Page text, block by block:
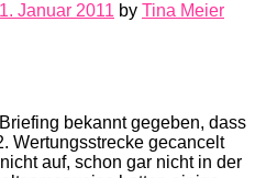
Januar 2011 by Tina Meier
bekannt gegeben, dass
Wertungsstrecke gecancelt
auf, schon gar nicht in der